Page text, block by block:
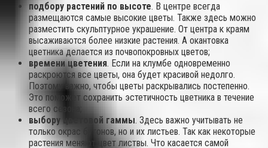
подбору растений по высоте. В центре всегда
размещаются самые высокие цветы. Также здесь можно
разместить скульптурное украшение. От центра к краям
высаживаются более низкие растения. А окантовка
цветника делается из почвопокровных цветов;
времени цветения. Если на клумбе одновременно
раскроются все цветы, она будет красивой недолго.
Поэтому важно, чтобы цветы раскрывались постепенно.
Это поможет сохранить эстетичность цветника в течение
всего сезона;
выбору цветовой гаммы. Здесь важно учитывать не
только окрас бутонов, но и их листьев. Так как некоторые
растения меняют цвет листвы. Что касается самой